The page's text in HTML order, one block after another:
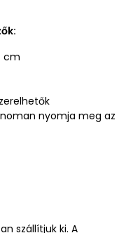
cm
nyomja meg az
szállítjuk ki. A